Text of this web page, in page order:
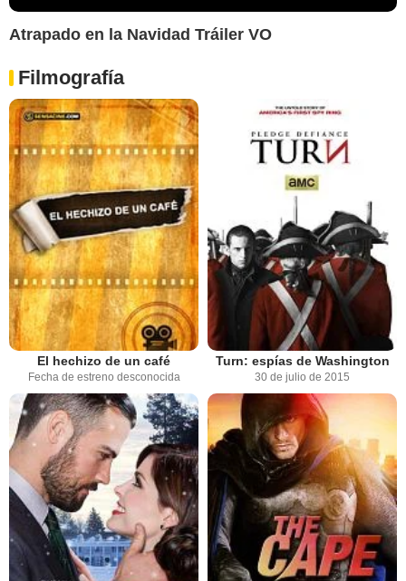
Atrapado en la Navidad Tráiler VO
Filmografía
El hechizo de un café
Fecha de estreno desconocida
Turn: espías de Washington
30 de julio de 2015